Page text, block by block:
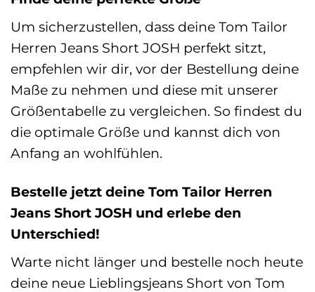
Um sicherzustellen, dass deine Tom Tailor
Herren Jeans Short JOSH perfekt sitzt,
empfehlen wir dir, vor der Bestellung deine
Maße zu nehmen und diese mit unserer
Größentabelle zu vergleichen. So findest du
die optimale Größe und kannst dich von
Anfang an wohlfühlen.
Bestelle jetzt deine Tom Tailor Herren
Jeans Short JOSH und erlebe den
Unterschied!
Warte nicht länger und bestelle noch heute
deine neue Lieblingsjeans Short von Tom